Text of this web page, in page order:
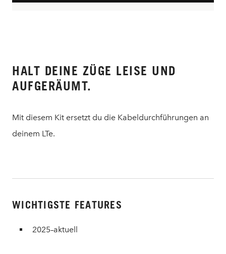
HALT DEINE ZÜGE LEISE UND
AUFGERÄUMT.
Mit diesem Kit ersetzt du die Kabeldurchführungen an
deinem LTe.
WICHTIGSTE FEATURES
2025–aktuell